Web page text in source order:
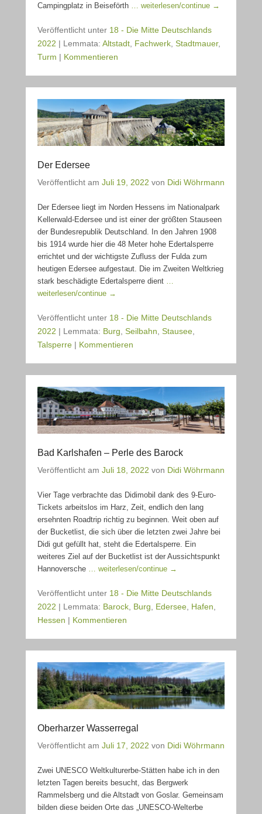
Campingplatz in Beiseförth
… weiterlesen/continue →
Veröffentlicht unter 18 - Die Mitte Deutschlands
2022 | Lemmata: Altstadt Fachwerk Stadtmauer,
Turm | Kommentieren
Der Edersee
Veröffentlicht am Juli 19, 2022 von Didi Wöhrmann
Der Edersee liegt im Norden Hessens im Nationalpark
Kellerwald-Edersee und ist einer der größten Stauseen
der Bundesrepublik Deutschland. In den Jahren 1908
bis 1914 wurde hier die 48 Meter hohe Edertalsperre
errichtet und der wichtigste Zufluss der Fulda zum
heutigen Edersee aufgestaut. Die im Zweiten Weltkrieg
stark beschädigte Edertalsperre dient
weiterlesen/continue →
Veröffentlicht unter 18 - Die Mitte Deutschlands
2022 | Lemmata: Burg Seilbahn Stausee
Talsperre | Kommentieren
Bad Karlshafen – Perle des Barock
Veröffentlicht am Juli 18, 2022 von Didi Wöhrmann
Vier Tage verbrachte das Didimobil dank des 9-Euro-
Tickets arbeitslos im Harz, Zeit, endlich den lang
ersehnten Roadtrip richtig zu beginnen. Weit oben auf
der Bucketlist, die sich über die letzten zwei Jahre bei
Didi gut gefüllt hat, steht die Edertalsperre. Ein
weiteres Ziel auf der Bucketlist ist der Aussichtspunkt
Hannoversche
… weiterlesen/continue →
Veröffentlicht unter 18 - Die Mitte Deutschlands
2022 | Lemmata: Barock Burg Edersee Hafen
Hessen | Kommentieren
Oberharzer Wasserregal
Veröffentlicht am Juli 17, 2022 von Didi Wöhrmann
Zwei UNESCO Weltkulturerbe-Stätten habe ich in den
letzten Tagen bereits besucht, das Bergwerk
Rammelsberg und die Altstadt von Goslar. Gemeinsam
bilden diese beiden Orte das „UNESCO-Welterbe